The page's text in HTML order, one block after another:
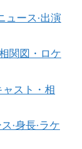
ュース·出演
関図・ロケ
スト・相
·身長·ラケ